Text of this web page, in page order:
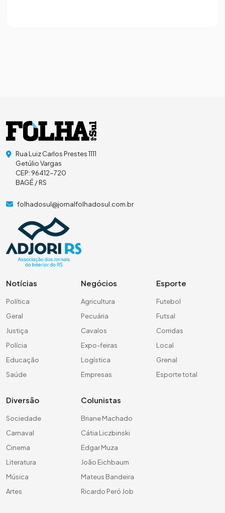
Rua Luiz Carlos Prestes 1111
Getúlio Vargas
CEP: 96412-720
BAGÉ / RS
folhadosul@jornalfolhadosul.com.br
Notícias
Política
Geral
Justiça
Polícia
Educação
Saúde
Negócios
Agricultura
Pecuária
Cavalos
Expo-feiras
Logística
Empresas
Esporte
Futebol
Futsal
Corridas
Local
Grenal
Esporte total
Diversão
Sociedade
Carnaval
Cinema
Literatura
Música
Artes
Colunistas
Briane Machado
Cátia Liczbinski
Edgar Muza
João Eichbaum
Mateus Bandeira
Ricardo Peró Job